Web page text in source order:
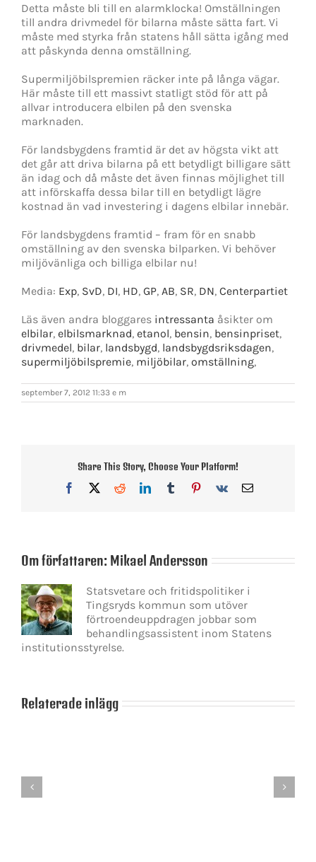
Detta måste bli till en alarmklocka! Omställningen
till andra drivmedel för bilarna måste sätta fart. Vi
måste med styrka från statens håll sätta igång med
att påskynda denna omställning.
Supermiljöbilspremien räcker inte på långa vägar.
Här måste till ett massivt statligt stöd för att på
allvar introducera elbilen på den svenska
marknaden.
För landsbygdens framtid är det av högsta vikt att
det går att driva bilarna på ett betydligt billigare sätt
än idag och då måste det även finnas möjlighet till
att införskaffa dessa bilar till en betydligt lägre
kostnad än vad investering i dagens elbilar innebär.
För landsbygdens framtid – fram för en snabb
omställning av den svenska bilparken. Vi behöver
miljövänliga och billiga elbilar nu!
Media: Exp, SvD, DI, HD, GP, AB, SR, DN, Centerpartiet
Läs även andra bloggares intressanta åsikter om
elbilar, elbilsmarknad, etanol, bensin, bensinpriset,
drivmedel, bilar, landsbygd, landsbygdsriksdagen,
supermiljöbilspremie, miljöbilar, omställning,
september 7, 2012 11:33 e m
Share This Story, Choose Your Platform!
Facebook
X RedditLinkedInTumblrPinterest
Vk
E-
Om författaren: Mikael Andersson
Statsvetare och fritidspolitiker i
Tingsryds kommun som utöver
förtroendeuppdragen jobbar som
behandlingsassistent inom Statens
institutionsstyrelse.
Relaterade inlägg